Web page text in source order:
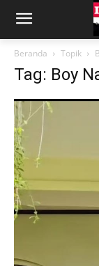
Beranda Topik
Tag: Boy